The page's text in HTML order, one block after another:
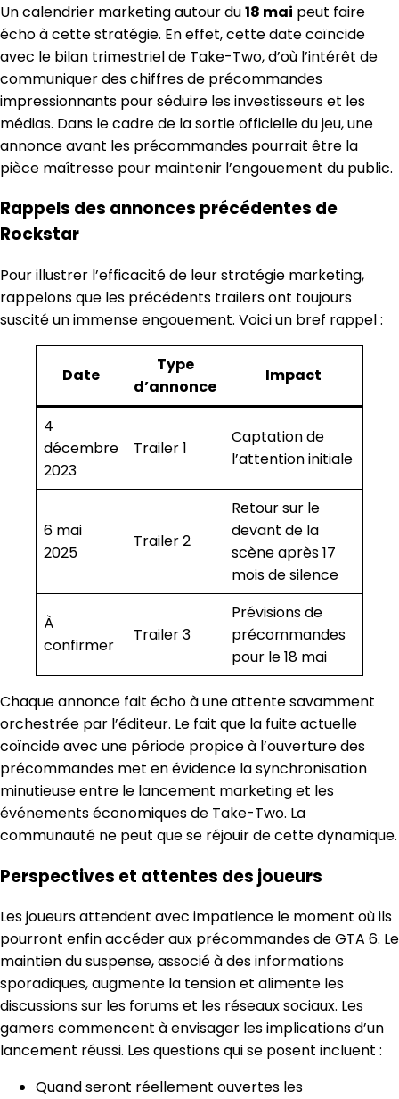
Un calendrier marketing autour du18 mai peut faire
écho à cette stratégie. En effet, cette date coïncide
avec le bilan trimestriel de Take-Two, d’où l’intérêt de
communiquer des chiffres de précommandes
impressionnants pour séduire les investisseurs et les
médias. Dans le cadre de la sortie officielle du jeu, une
annonce avant les précommandes pourrait être la
pièce maîtresse pour maintenir l’engouement du public.
Rappels des annonces précédentes de
Rockstar
Pour illustrer l’efficacité de leur stratégie marketing,
rappelons que les précédents trailers ont toujours
suscité un immense engouement. Voici un bref rappel :
Date
Type
d’annonce
Impact
4
décembre
2023
Trailer 1
Captation de
l’attention initiale
6 mai
2025
Trailer 2
Retour sur le
devant de la
scène après 17
mois de silence
À
confirmer
Trailer 3
Prévisions de
précommandes
pour le 18 mai
Chaque annonce fait écho à une attente savamment
orchestrée par l’éditeur. Le fait que la fuite actuelle
coïncide avec une période propice à l’ouverture des
précommandes met en évidence la synchronisation
minutieuse entre le lancement marketing et les
événements économiques de Take-Two. La
communauté ne peut que se réjouir de cette dynamique.
Perspectives et attentes des joueurs
Les joueurs attendent avec impatience le moment où ils
pourront enfin accéder aux précommandes de GTA 6. Le
maintien du suspense, associé à des informations
sporadiques, augmente la tension et alimente les
discussions sur les forums et les réseaux sociaux. Les
gamers commencent à envisager les implications d’un
lancement réussi. Les questions qui se posent incluent :
Quand seront réellement ouvertes les